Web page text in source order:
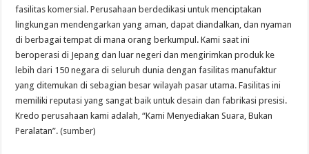
fasilitas komersial. Perusahaan berdedikasi untuk menciptakan
lingkungan mendengarkan yang aman, dapat diandalkan, dan nyaman
di berbagai tempat di mana orang berkumpul. Kami saat ini
beroperasi di Jepang dan luar negeri dan mengirimkan produk ke
lebih dari 150 negara di seluruh dunia dengan fasilitas manufaktur
yang ditemukan di sebagian besar wilayah pasar utama. Fasilitas ini
memiliki reputasi yang sangat baik untuk desain dan fabrikasi presisi.
Kredo perusahaan kami adalah, “Kami Menyediakan Suara, Bukan
Peralatan”. (sumber)